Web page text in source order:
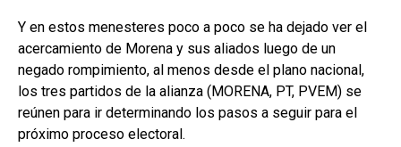
Y en estos menesteres poco a poco se ha dejado ver el
acercamiento de Morena y sus aliados luego de un
negado rompimiento, al menos desde el plano nacional,
los tres partidos de la alianza (MORENA, PT, PVEM) se
reúnen para ir determinando los pasos a seguir para el
próximo proceso electoral.